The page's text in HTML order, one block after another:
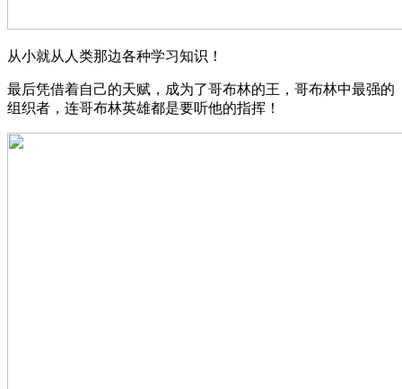
从小就从人类那边各种学习知识！
最后凭借着自己的天赋，成为了哥布林的王，哥布林中最强的
组织者，连哥布林英雄都是要听他的指挥！